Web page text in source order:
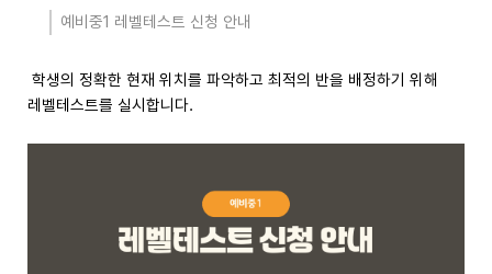
예비중1 레벨테스트 신청 안내
학생의 정확한 현재 위치를 파악하고 최적의 반을 배정하기 위해
레벨테스트를 실시합니다.